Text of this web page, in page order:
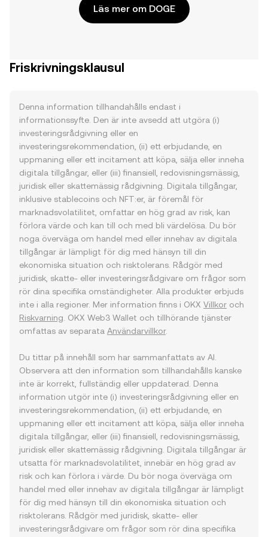
Läs mer om DOGE
Friskrivningsklausul
Denna information tillhandahålls endast i
informationssyfte. Den är inte avsedd att utgöra (i)
investeringsrådgivning eller en
investeringsrekommendation, (ii) ett erbjudande, en
uppmaning eller ett incitament att köpa, sälja eller inneha
digitala tillgångar, eller (iii) finansiell, redovisningsmässig,
juridisk eller skattemässig rådgivning. Digitala tillgångar,
inklusive stablecoins och NFT:er, är föremål för
marknadsvolatilitet, omfattar en hög grad av risk, kan
förlora värde och kan till och med bli värdelösa. Du bör
noga överväga om handel med eller innehav av digitala
tillgångar är lämpligt för dig med hänsyn till din
ekonomiska situation och risktolerans. Rådgör med
juridisk, skatte- eller investeringsrådgivare om frågor som
rör dina specifika omständigheter. Alla produkter erbjuds
inte i alla regioner. Mer information finns i OKX Villkor och
Riskvarning . OKX Web3 Wallet och tillhörande tjänster
omfattas av separata Användarvillkor.
Du tittar på innehåll som har sammanfattats av AI.
Observera att den information som tillhandahålls kanske
inte är korrekt, fullständig eller uppdaterad. Denna
information utgör inte (i) investeringsrådgivning eller en
investeringsrekommendation, (ii) ett erbjudande, en
uppmaning eller ett incitament att köpa, sälja eller inneha
digitala tillgångar, eller (iii) finansiell, redovisningsmässig,
juridisk eller skattemässig rådgivning. Digitala tillgångar är
utsatta för marknadsvolatilitet, innebär en hög grad av
risk och kan förlora i värde. Du bör noga överväga om
handel med eller innehav av digitala tillgångar är lämpligt
för dig med hänsyn till din ekonomiska situation och
risktolerans. Rådgör med juridisk, skatte- eller
investeringsrådgivare om frågor som rör dina specifika